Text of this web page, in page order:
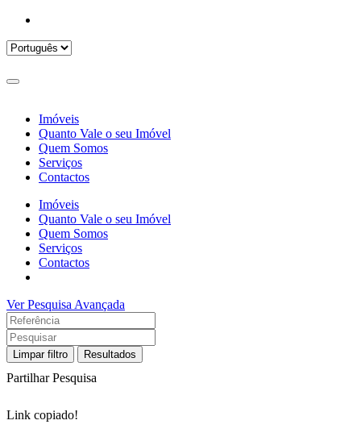
Imóveis
Quanto Vale o seu Imóvel
Quem Somos
Serviços
Contactos
Imóveis
Quanto Vale o seu Imóvel
Quem Somos
Serviços
Contactos
Ver Pesquisa Avançada
Limpar filtro Resultados
Partilhar Pesquisa
Link copiado!